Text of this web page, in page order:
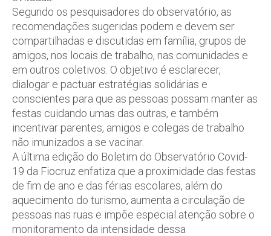
Segundo os pesquisadores do observatório, as
recomendações sugeridas podem e devem ser
compartilhadas e discutidas em família, grupos de
amigos, nos locais de trabalho, nas comunidades e
em outros coletivos. O objetivo é esclarecer,
dialogar e pactuar estratégias solidárias e
conscientes para que as pessoas possam manter as
festas cuidando umas das outras, e também
incentivar parentes, amigos e colegas de trabalho
não imunizados a se vacinar.
A última edição do Boletim do Observatório Covid-
19 da Fiocruz enfatiza que a proximidade das festas
de fim de ano e das férias escolares, além do
aquecimento do turismo, aumenta a circulação de
pessoas nas ruas e impõe especial atenção sobre o
monitoramento da intensidade dessa